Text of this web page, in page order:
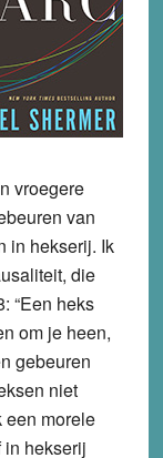
vroegere
van
in hekserij. Ik
die
“Een heks
om je heen,
gebeuren
niet
een morele
in hekserij